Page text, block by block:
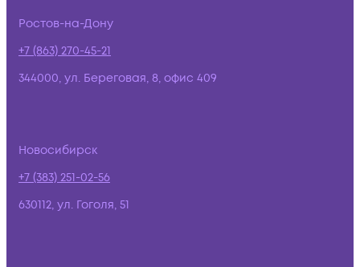
Ростов-на-Дону
+7 (863) 270-45-21
344000, ул. Береговая, 8, офис 409
Новосибирск
+7 (383) 251-02-56
630112, ул. Гоголя, 51